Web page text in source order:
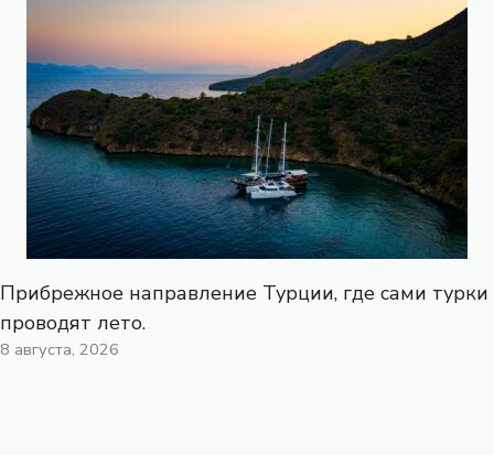
Прибрежное направление Турции, где сами турки
проводят лето.
8 августа, 2026